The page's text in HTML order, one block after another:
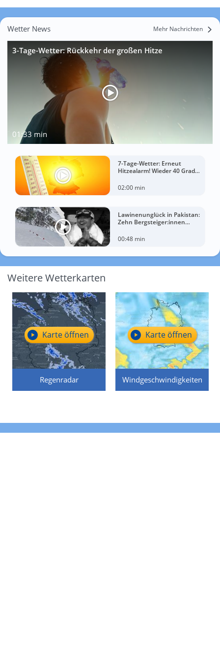
Wetter News Mehr Nachrichten
3-Tage-Wetter: Rückkehr der großen Hitze
01:33 min
7-Tage-Wetter: Erneut
Hitzealarm! Wieder 40 Grad
02:00 min
Lawinenunglück in Pakistan:
Zehn Bergsteiger:innen
00:48 min
Weitere Wetterkarten
Regenradar
Karte öffnen
Windgeschwindigkeiten
Karte öffnen